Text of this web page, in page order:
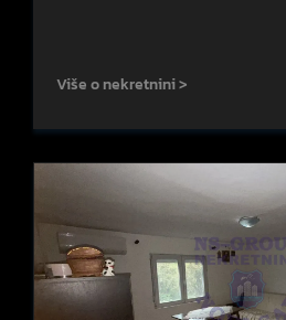
Više o nekretnini >